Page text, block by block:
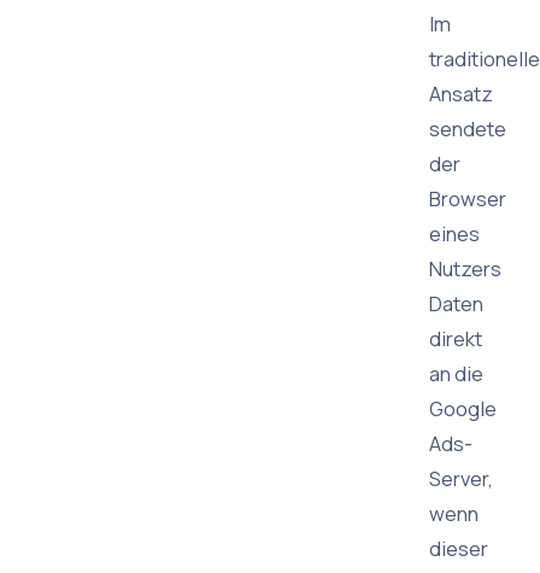
Im
Ansatz
sendete
der
Browser
eines
Nutzers
Daten
direkt
an die
Google
Ads-
Server,
wenn
dieser